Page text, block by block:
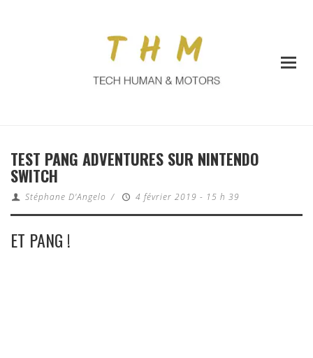
TEST PANG ADVENTURES SUR NINTENDO
SWITCH
Stéphane D'Angelo / 4 février 2019 - 15 h 39
ET PANG !